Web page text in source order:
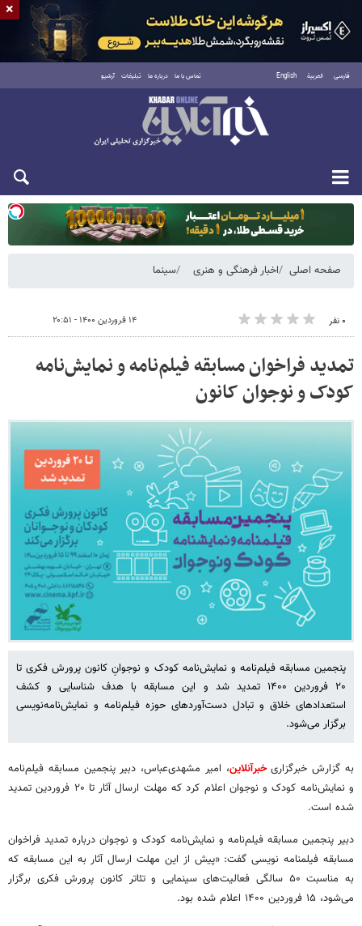
فارسی العربية English تماس با ما درباره ما تبلیغات آرشیو
یکشنبه ۱۸ مرداد ۱۴۰۵
صفحه اصلی اخبار فرهنگی و هنری سینما
۰ نفر ۱۴ فروردین ۱۴۰۰ - ۲۰:۵۱
تمدید فراخوان مسابقه‌ فیلم‌نامه و نمایش‌نامه
کودک و نوجوان کانون
پنجمین مسابقه‌ فیلم‌نامه و نمایش‌نامه کودک و نوجوانِ کانون پرورش فکری تا
۲۰ فروردین ۱۴۰۰ تمدید شد و این مسابقه با هدف شناسایی و کشف
استعدادهای خلاق و تبادل دست‌آوردهای حوزه‌ فیلم‌نامه و نمایش‌نامه‌نویسی
برگزار می‌شود.
به گزارش خبرگزاریخبرآنلاین، امیر مشهدی‌عباس، دبیر پنجمین مسابقه‌ فیلم‌نامه
و نمایش‌نامه کودک و نوجوان اعلام کرد که مهلت ارسال آثار تا ۲۰ فروردین تمدید
شده است.
دبیر پنجمین مسابقه‌ فیلم‌نامه و نمایش‌نامه کودک و نوجوان درباره تمدید فراخوان
مسابقه فیلمنامه نویسی گفت: «پیش از این مهلت ارسال آثار به این مسابقه که
به مناسبت ۵۰ سالگی فعالیت‌های سینمایی و تئاتر کانون پرورش فکری برگزار
می‌شود، ۱۵ فروردین ۱۴۰۰ اعلام شده بود.
×